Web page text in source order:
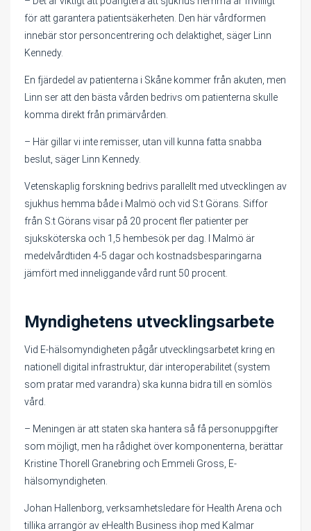
för att garantera patientsäkerheten. Den här vårdformen
innebär stor personcentrering och delaktighet, säger Linn
Kennedy.
En fjärdedel av patienterna i Skåne kommer från akuten, men
Linn ser att den bästa vården bedrivs om patienterna skulle
komma direkt från primärvården.
– Här gillar vi inte remisser, utan vill kunna fatta snabba
beslut, säger Linn Kennedy.
Vetenskaplig forskning bedrivs parallellt med utvecklingen av
sjukhus hemma både i Malmö och vid S:t Görans. Siffor
från S:t Görans visar på 20 procent fler patienter per
sjuksköterska och 1,5 hembesök per dag. I Malmö är
medelvårdtiden 4-5 dagar och kostnadsbesparingarna
jämfört med inneliggande vård runt 50 procent.
Myndighetens utvecklingsarbete
Vid E-hälsomyndigheten pågår utvecklingsarbetet kring en
nationell digital infrastruktur, där interoperabilitet (system
som pratar med varandra) ska kunna bidra till en sömlös
vård.
– Meningen är att staten ska hantera så få personuppgifter
som möjligt, men ha rådighet över komponenterna, berättar
Kristine Thorell Granebring och Emmeli Gross, E-
hälsomyndigheten.
Johan Hallenborg, verksamhetsledare för Health Arena och
tillika arrangör av eHealth Business ihop med Kalmar